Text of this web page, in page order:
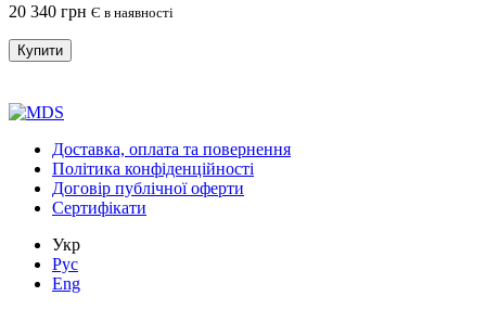
20 340 грн Є в наявності
Купити
Доставка, оплата та повернення
Політика конфіденційності
Договір публічної оферти
Сертифікати
Укр
Рус
Eng